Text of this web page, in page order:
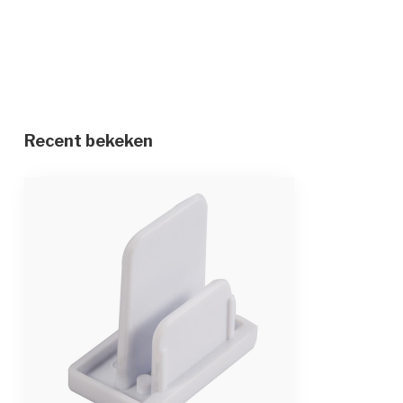
Recent bekeken